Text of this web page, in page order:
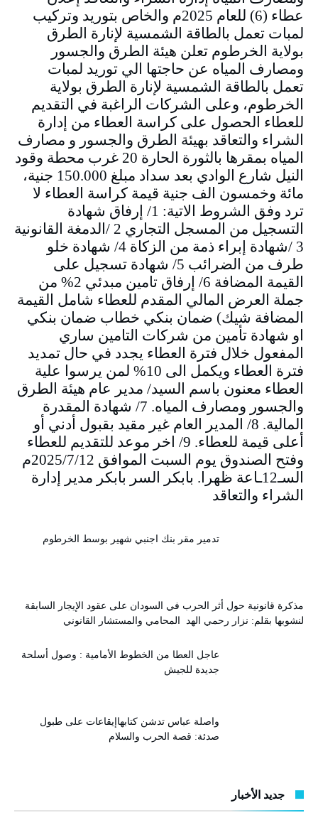
عطاء (6) للعام 2025م والخاص بتوريد وتركيب
لمبات تعمل بالطاقة الشمسية لإنارة الطرق
بولاية الخرطوم تعلن هيئة الطرق والجسور
ومصارف المياه عن حاجتها الي توريد لمبات
تعمل بالطاقة الشمسية لإنارة الطرق بولاية
الخرطوم، وعلى الشركات الراغبة في التقديم
للعطاء الحصول على كراسة العطاء من إدارة
الشراء والتعاقد بهيئة الطرق والجسور و مصارف
المياه بمقرها بالثورة الحارة 20 غرب محطة وقود
النيل شارع الوادي بعد سداد مبلغ 150.000 جنية،
مائة وخمسون الف جنية قيمة كراسة العطاء لا
ترد وفق الشروط الاتية: 1/ إرفاق شهادة
التسجيل من المسجل التجاري 2 /الدمغة القانونية
3 /شهادة إبراء ذمة من الزكاة 4/ شهادة خلو
طرف من الضرائب 5/ شهادة تسجيل على
القيمة المضافة 6/ إرفاق تامين مبدئي 2% من
جملة العرض المالي المقدم للعطاء شامل القيمة
المضافة شيك) ضمان بنكي خطاب ضمان بنكي
او شهادة تأمين من شركات التامين ساري
المفعول خلال فترة العطاء يجدد في حال تمديد
فترة العطاء ويكمل الى 10% لمن يرسوا علية
العطاء معنون باسم السيد/ مدير عام هيئة الطرق
والجسور ومصارف المياه. 7/ شهادة المقدرة
المالية. 8/ المدير العام غير مقيد بقبول أدني أو
أعلى قيمة للعطاء. 9/ اخر موعد للتقديم للعطاء
وفتح الصندوق يوم السبت الموافق 2025/7/12م
السـ12ـاعة ظهرا. بابكر السر بابكر مدير إدارة
الشراء والتعاقد
تدمير مقر بنك اجنبي شهير بوسط الخرطوم
مذكرة قانونية حول أثر الحرب في السودان على عقود الإيجار السابقة
لنشوبها بقلم: نزار رحمي الهد المحامي والمستشار القانوني
عاجل العطا من الخطوط الأمامية : وصول أسلحة
جديدة للجيش
واصلة عباس تدشن كتابهاإيقاعات على طبول
صدئة: قصة الحرب والسلام
جديد الأخبار